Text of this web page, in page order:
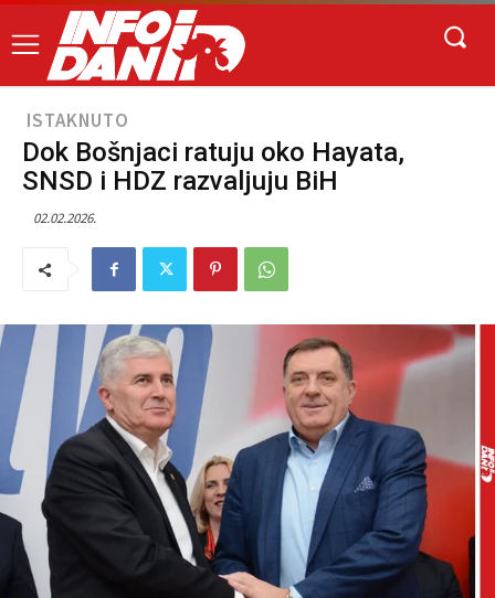
ISTAKNUTO
Dok Bošnjaci ratuju oko Hayata,
SNSD i HDZ razvaljuju BiH
02.02.2026.